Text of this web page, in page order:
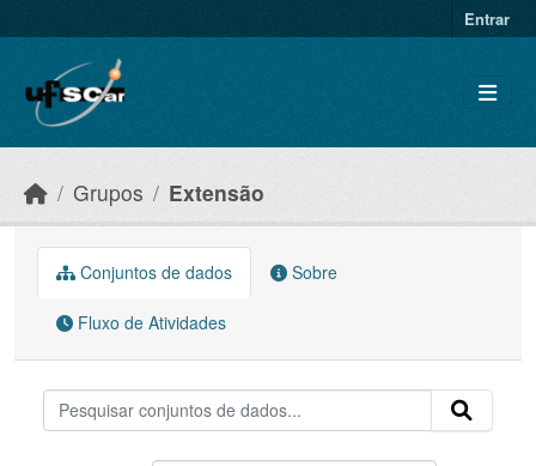
Entrar
Grupos Extensão
Conjuntos de dados Sobre
Fluxo de Atividades